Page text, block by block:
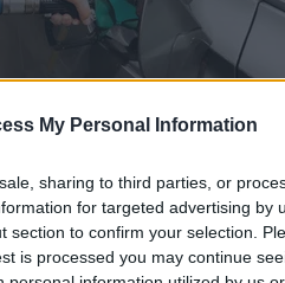
My Personal Information
sharing to third parties, or
for targeted advertising by
section to confirm your selection.
is processed you may continue
Jest nowa prognoza
hurtowe ceny paliw.
są również obniżki na